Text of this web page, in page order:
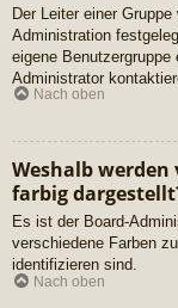
Der Leiter einer
Administration
eigene
Administrator
Nach oben
Weshalb werden
farbig
Es ist der Board-
verschiedene Farben
identifizieren sind.
Nach oben